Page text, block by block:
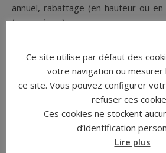
annuel, rabattage (en hauteur ou
(coupe à raz).
Entretien de
Ce site utilise par défaut des
votre navigation ou mesurer
ce site. Vous pouvez configurer
refuser ces
Ces cookies ne stockent
d’identification
Lire plus